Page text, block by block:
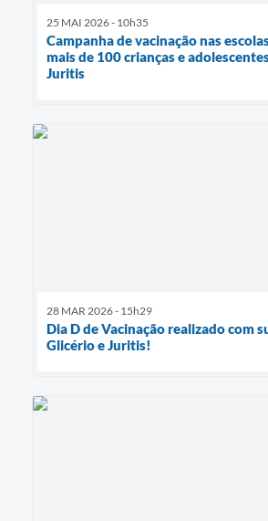
25 MAI 2026 - 10h35
Campanha de vacinação nas
mais de 100 crianças e
Juritis
28 MAR 2026 - 15h29
Dia D de Vacinação realizado com
Glicério e Juritis!